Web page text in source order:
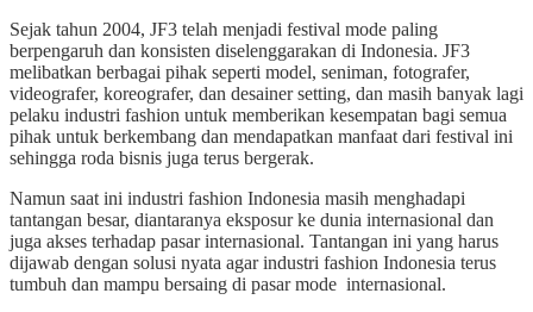
Sejak tahun 2004, JF3 telah menjadi festival mode paling
berpengaruh dan konsisten diselenggarakan di Indonesia. JF3
melibatkan berbagai pihak seperti model, seniman, fotografer,
videografer, koreografer, dan desainer setting, dan masih banyak lagi
pelaku industri fashion untuk memberikan kesempatan bagi semua
pihak untuk berkembang dan mendapatkan manfaat dari festival ini
sehingga roda bisnis juga terus bergerak.
Namun saat ini industri fashion Indonesia masih menghadapi
tantangan besar, diantaranya eksposur ke dunia internasional dan
juga akses terhadap pasar internasional. Tantangan ini yang harus
dijawab dengan solusi nyata agar industri fashion Indonesia terus
tumbuh dan mampu bersaing di pasar mode internasional.